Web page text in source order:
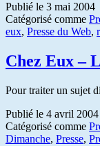
Publié le 3 mai 2004
Catégorisé comme
eux, Presse du Web,
Chez Eux –
Pour traiter un sujet
Publié le 4 avril 2004
Catégorisé comme
Dimanche, Presse,